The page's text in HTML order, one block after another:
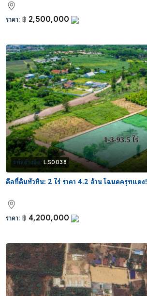
ราคา: ฿ 2,500,000
รหัสอ้างอิง: LS0038
ดีลที่ดินหัวหิน: 2 ไร่ ราคา 4.2 ล้าน โฉนดครุฑแดง!
ราคา: ฿ 4,200,000